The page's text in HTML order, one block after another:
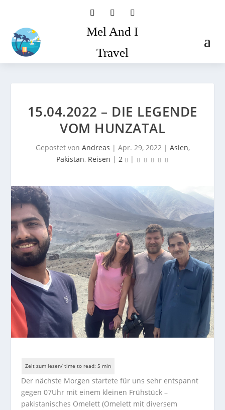
Mel And I
Travel
15.04.2022 – DIE LEGENDE
VOM HUNZATAL
Gepostet von Andreas | Apr. 29, 2022| Asien,
Pakistan, Reisen | 2 |
Der nächste Morgen startete für uns sehr entspannt
gegen 07Uhr mit einem kleinen Frühstück –
pakistanisches Omelett (Omelett mit diversem